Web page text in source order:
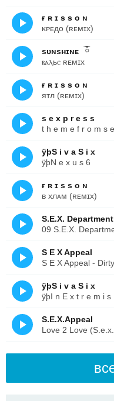
ғ ʀ ɪ s s ᴏ ɴ
ᴋᴘᴇдᴏ (ʀᴇᴍɪx)
sᴜɴsʜɪɴᴇ⠀ོ
ⲃⲁⲗьⲥ ʀᴇᴍɪx
ғ ʀ ɪ s s ᴏ ɴ
ятл (ʀᴇᴍɪx)
s e x p r e s s
t h e m e f r o m s
ÿþS i v a S i x
ÿþN e x u s 6
ғ ʀ ɪ s s ᴏ ɴ
ʙ xлᴀᴍ (ʀᴇᴍɪx)
S.E.X.
09 S.E.X.
S E X Appeal
S E X Appeal -
ÿþS i v a S i x
ÿþI n E x t r e m i s
S.E.X.Appeal
Love 2 Love